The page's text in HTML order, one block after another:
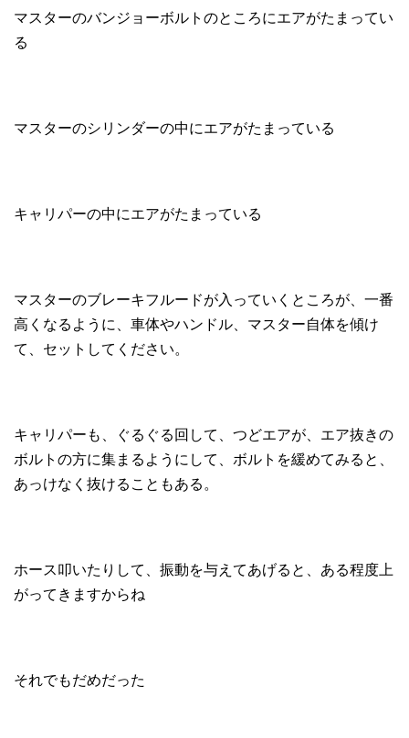
マスターのバンジョーボルトのところにエアがたまってい
る
マスターのシリンダーの中にエアがたまっている
キャリパーの中にエアがたまっている
マスターのブレーキフルードが入っていくところが、一番
高くなるように、車体やハンドル、マスター自体を傾け
て、セットしてください。
キャリパーも、ぐるぐる回して、つどエアが、エア抜きの
ボルトの方に集まるようにして、ボルトを緩めてみると、
あっけなく抜けることもある。
ホース叩いたりして、振動を与えてあげると、ある程度上
がってきますからね
それでもだめだった